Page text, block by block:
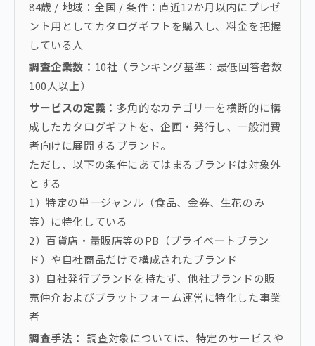
84歳 / 地域：全国 / 条件：直近12か月以内にプレゼ
ント用としてカタログギフトを購入し、料金を把握
している人
調査企業数： 10社（ランキング基準：最低回答者数
100人以上）
サービスの定義： 多角的なカテゴリーを横断的に構
成したカタログギフトを、企画・発行し、一般消費
者向けに展開するブランド。
ただし、以下の条件にあてはまるブランドは対象外
とする
1）特定の単一ジャンル（食品、金券、生花のみ
等）に特化している
2）百貨店・量販店等のPB（プライベートブラン
ド）や自社商品だけで構成されたブランド
3）自社発行ブランドを持たず、他社ブランドの販
売仲介およびプラットフォーム運営に特化した事業
者
調査手法： 調査対象については、特定のサービスや